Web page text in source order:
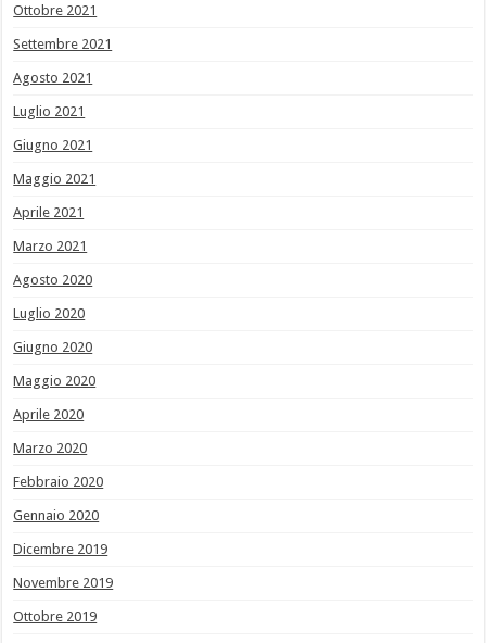
Ottobre 2021
Settembre 2021
Agosto 2021
Luglio 2021
Giugno 2021
Maggio 2021
Aprile 2021
Marzo 2021
Agosto 2020
Luglio 2020
Giugno 2020
Maggio 2020
Aprile 2020
Marzo 2020
Febbraio 2020
Gennaio 2020
Dicembre 2019
Novembre 2019
Ottobre 2019